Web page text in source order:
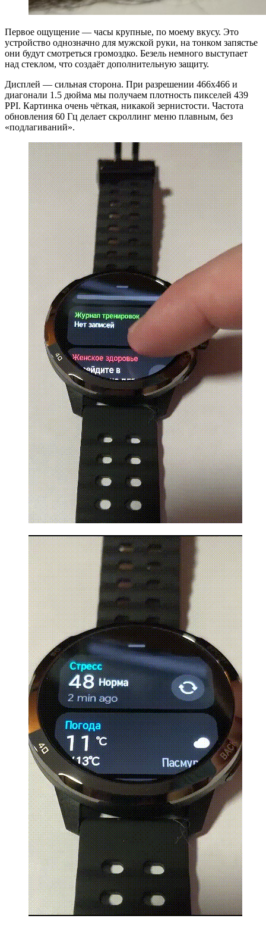
Первое ощущение — часы крупные, по моему вкусу. Это
устройство однозначно для мужской руки, на тонком запястье
они будут смотреться громоздко. Безель немного выступает
над стеклом, что создаёт дополнительную защиту.
Дисплей — сильная сторона. При разрешении 466x466 и
диагонали 1.5 дюйма мы получаем плотность пикселей 439
PPI. Картинка очень чёткая, никакой зернистости. Частота
обновления 60 Гц делает скроллинг меню плавным, без
«подлагиваний».